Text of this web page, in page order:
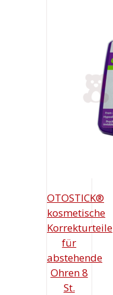
OTOSTICK®
kosmetische
Korrekturteile
für
abstehende
Ohren 8
St.